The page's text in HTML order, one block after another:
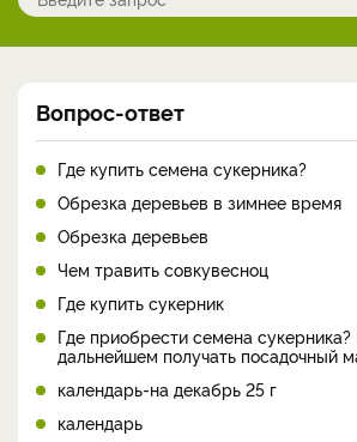
Вопрос-ответ
Где купить семена сукерника?
Обрезка деревьев в зимнее время
Обрезка деревьев
Чем травить совкувесноц
Где купить сукерник
Где приобрести семена сукерника?
дальнейшем получать посадочный
календарь-на декабрь 25 г
календарь